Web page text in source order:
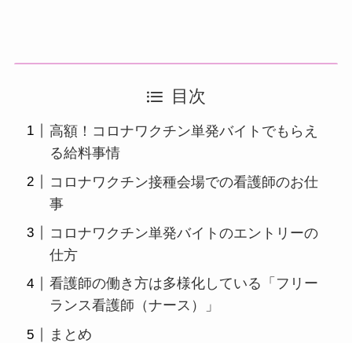
目次
高額！コロナワクチン単発バイトでもらえ
る給料事情
コロナワクチン接種会場での看護師のお仕
事
コロナワクチン単発バイトのエントリーの
仕方
看護師の働き方は多様化している「フリー
ランス看護師（ナース）」
まとめ